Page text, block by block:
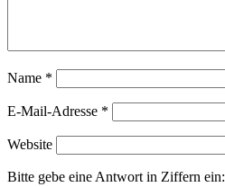
Name *
E-Mail-Adresse *
Website
Bitte gebe eine Antwort in Ziffern ein: